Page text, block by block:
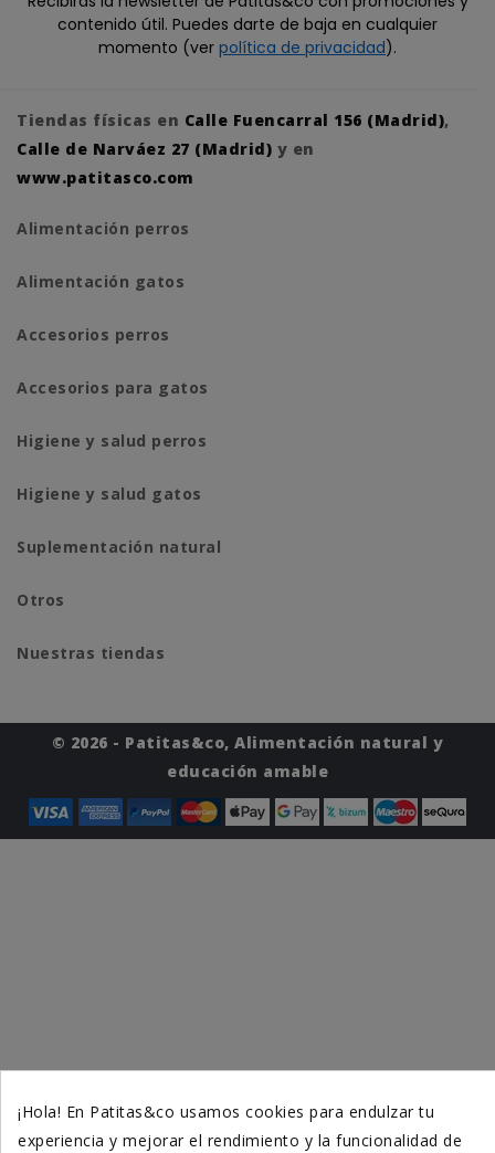
contenido útil. Puedes darte de baja en cualquier
momento (ver política de privacidad).
Tiendas físicas en Calle Fuencarral 156 (Madrid),
Calle de Narváez 27 (Madrid) y en
www.patitasco.com
Alimentación perros
Alimentación gatos
Accesorios perros
Accesorios para gatos
Higiene y salud perros
Higiene y salud gatos
Suplementación natural
Otros
Nuestras tiendas
© 2026 - Patitas&co, Alimentación natural y
educación amable
¡Hola! En Patitas&co usamos cookies para endulzar tu
experiencia y mejorar el rendimiento y la funcionalidad de